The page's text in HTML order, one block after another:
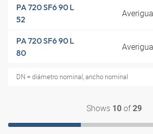
PA 720 SF6 90 L
52
PA 720 SF6 90 L
80
DN = diámetro nominal, ancho nominal
Shows 10of29